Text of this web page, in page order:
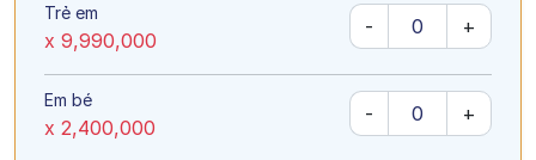
Trẻ em
x 9,990,000
- +
Em bé
x 2,400,000
- +